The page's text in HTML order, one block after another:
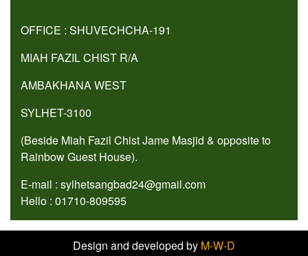
OFFICE : SHUVECHCHA-191
MIAH FAZIL CHIST R/A
AMBAKHANA WEST
SYLHET-3100
(Beside Miah Fazil Chist Jame Masjid & opposite to
Rainbow Guest House).
E-mail : sylhetsangbad24@gmail.com
Hello : 01710-809595
Design and developed by M-W-D